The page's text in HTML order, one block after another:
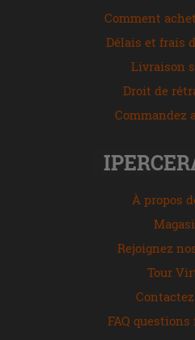
Comment
Délais et frais
Livraison
Droit de
Commandez
À propos
Rejoignez
Tour
FAQ questions